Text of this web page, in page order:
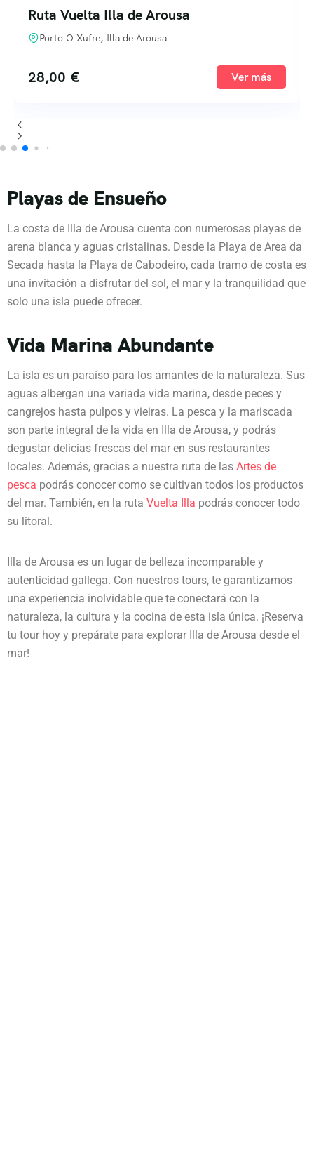
Ruta Vuelta Illa de Arousa
Porto O Xufre, Illa de Arousa
28,00 € Ver más
Playas de Ensueño
La costa de Illa de Arousa cuenta con numerosas playas de
arena blanca y aguas cristalinas. Desde la Playa de Area da
Secada hasta la Playa de Cabodeiro, cada tramo de costa es
una invitación a disfrutar del sol, el mar y la tranquilidad que
solo una isla puede ofrecer.
Vida Marina Abundante
La isla es un paraíso para los amantes de la naturaleza. Sus
aguas albergan una variada vida marina, desde peces y
cangrejos hasta pulpos y vieiras. La pesca y la mariscada
son parte integral de la vida en Illa de Arousa, y podrás
degustar delicias frescas del mar en sus restaurantes
locales. Además, gracias a nuestra ruta de las Artes de
pesca podrás conocer como se cultivan todos los productos
del mar. También, en la ruta Vuelta Illa podrás conocer todo
su litoral.
Illa de Arousa es un lugar de belleza incomparable y
autenticidad gallega. Con nuestros tours, te garantizamos
una experiencia inolvidable que te conectará con la
naturaleza, la cultura y la cocina de esta isla única. ¡Reserva
tu tour hoy y prepárate para explorar Illa de Arousa desde el
mar!